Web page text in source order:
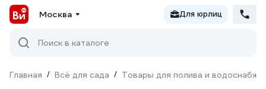
Москва Для юрлиц
Поиск в каталоге
Главная / Всё для сада / Товары для полива и